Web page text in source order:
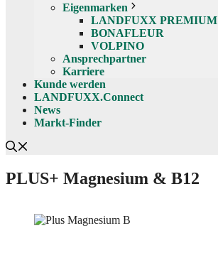
Eigenmarken
LANDFUXX PREMIUM
BONAFLEUR
VOLPINO
Ansprechpartner
Karriere
Kunde werden
LANDFUXX.Connect
News
Markt-Finder
PLUS+ Magnesium & B12